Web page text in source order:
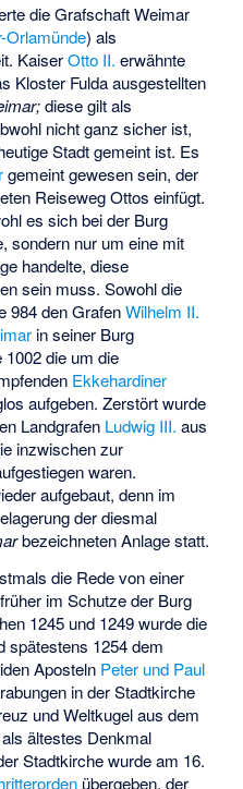
dieGrafschaft Weimar
Orlamünde) als
KaiserOtto II. erwähnte
Kloster Fulda ausgestellten
diese gilt als
nicht ganz sicher ist,
Stadt gemeint ist. Es
gemeint gewesen sein, der
Reiseweg Ottos einfügt.
es sich bei der Burg
sondern nur um eine mit
handelte, diese
sein muss. Sowohl die
984 den GrafenWilhelm II.
in seiner Burg
die um die
Ekkehardiner
aufgeben. Zerstört wurde
Landgrafen Ludwig III. aus
inzwischen zur
waren.
aufgebaut, denn im
der diesmal
bezeichneten Anlage statt.
die Rede von einer
im Schutze der Burg
1245 und 1249 wurde die
spätestens 1254 dem
Aposteln Peter und Paul
in der Stadtkirche
und Weltkugelaus dem
ältestes Denkmal
Stadtkirche wurde am 16.
übergeben, der